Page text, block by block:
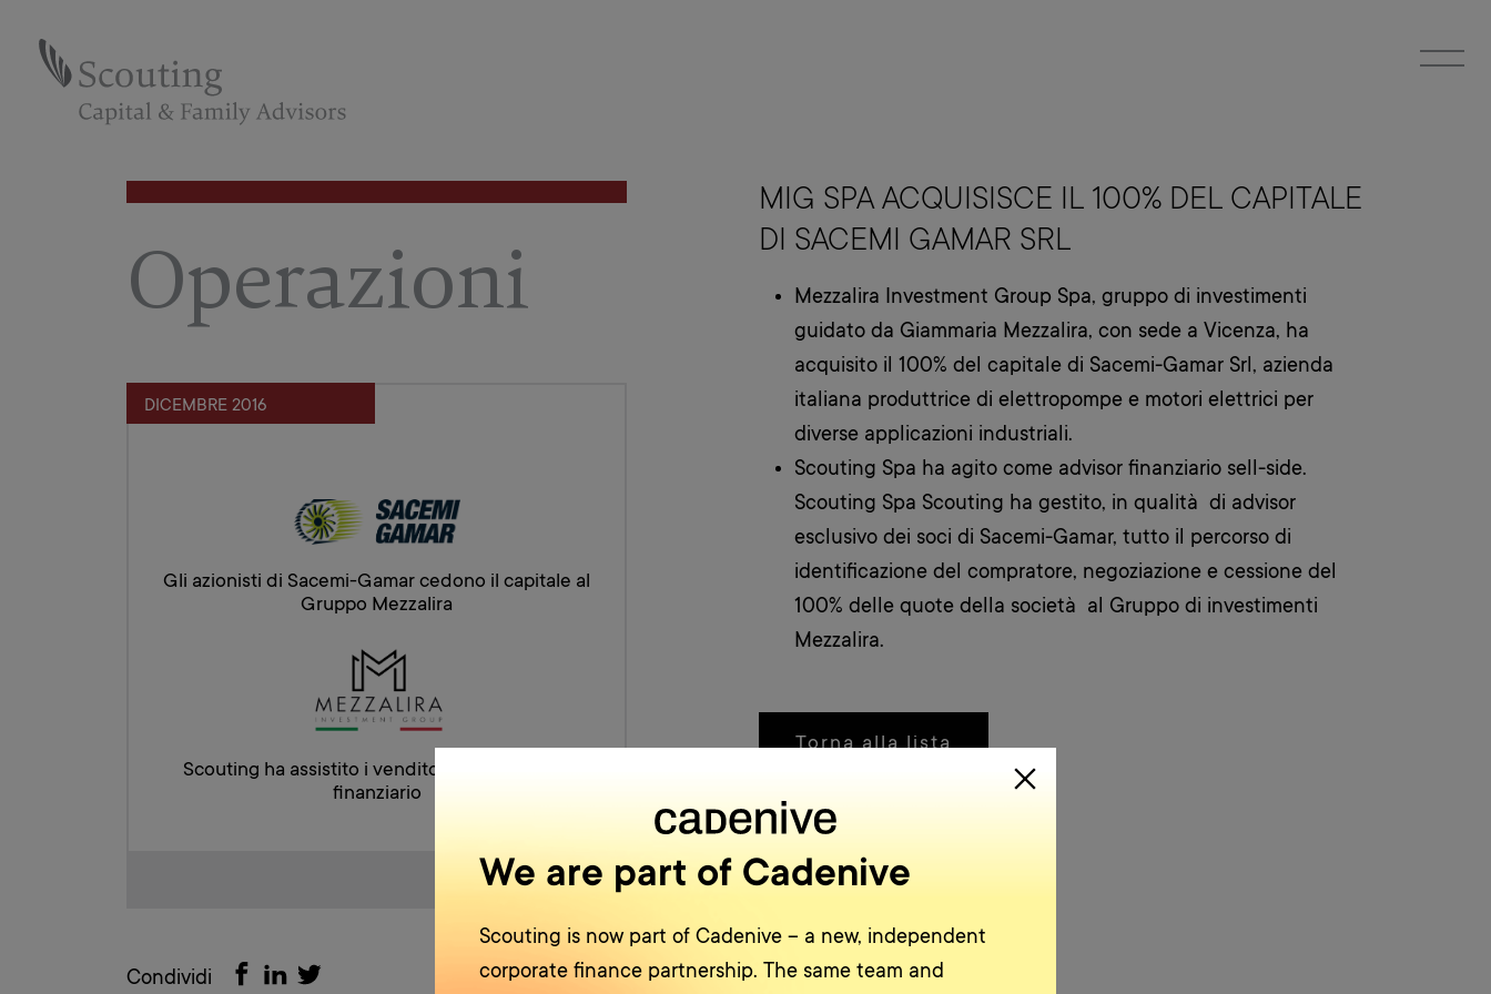
Operazioni
DICEMBRE 2016
Gli azionisti di Sacemi-Gamar cedono il capitale al
Gruppo Mezzalira
Scouting ha assistito i venditori come advisor
finanziario
Condividi
MIG SPA ACQUISISCE IL 100% DEL CAPITALE
DI SACEMI GAMAR SRL
Mezzalira Investment Group Spa, gruppo di investimenti
guidato da Giammaria Mezzalira, con sede a Vicenza, ha
acquisito il 100% del capitale di Sacemi-Gamar Srl, azienda
italiana produttrice di elettropompe e motori elettrici per
diverse applicazioni industriali.
Scouting Spa ha agito come advisor finanziario sell-side.
Scouting Spa Scouting ha gestito, in qualità di advisor
esclusivo dei soci di Sacemi-Gamar, tutto il percorso di
identificazione del compratore, negoziazione e cessione del
100% delle quote della società al Gruppo di investimenti
Mezzalira.
Torna alla lista
We are part of Cadenive
Scouting is now part of Cadenive – a new, independent
corporate finance partnership. The same team and